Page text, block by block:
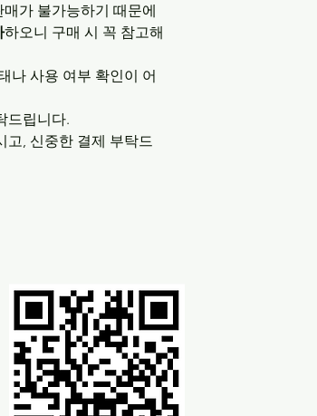
가 불가능하기 때문에
하오니 구매 시 꼭 참고해
나 사용 여부 확인이 어
드립니다.
고, 신중한 결제 부탁드